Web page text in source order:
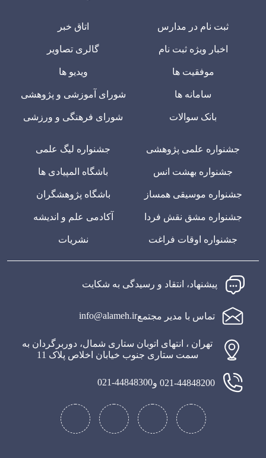
ثبت نام در مدارس
اخبار ویژه ثبت نام
موفقیت ها
سامانه ها
بانک سوالات
اتاق خبر
گالری تصاویر
ویدیو ها
شورای آموزشی و پژوهشی
شورای فرهنگی و ورزشی
جشنواره علمی پژوهشی
جشنواره بهشت انس
جشنواره موسیقی همساز
جشنواره مشق نقش فردا
جشنواره اوقات فراغت
جشنواره لیگ علمی
باشگاه المپیادی ها
باشگاه پژوهشگران
آکادمی علم و اندیشه
نشریات
پیشنهاد، انتقاد و رسیدگی به شکایت
تماس با مدیر مجتمعinfo@alameh.ir
تهران ، انتهای اتوبان ستاری شمال، دوربرگردان به
سمت ستاری جنوب خیابان اخلاص پلاک 11
021-44848200 و 021-44848300